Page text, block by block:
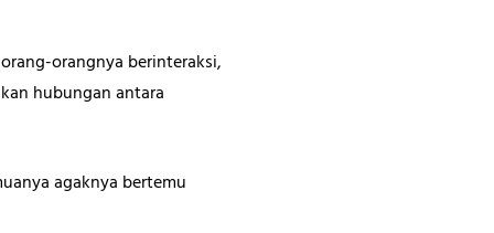
orangnya berinteraksi,
hubungan antara
agaknya bertemu